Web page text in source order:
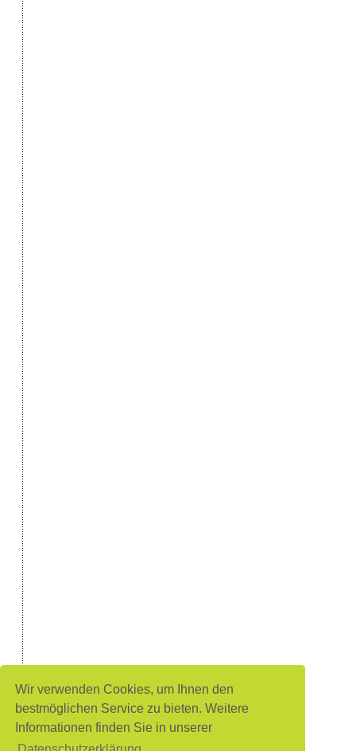
Wir verwenden Cookies, um Ihnen den
bestmöglichen Service zu bieten. Weitere
Informationen finden Sie in unserer